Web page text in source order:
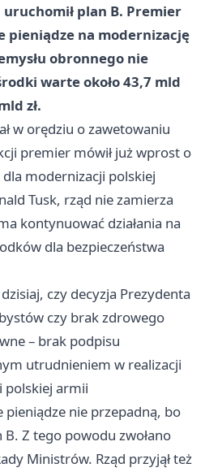
uruchomił plan B. Premier
pieniądze na modernizację
obronnego nie
warte około 43,7 mld
zł.
w orędziu o zawetowaniu
premier mówił już wprost o
modernizacji polskiej
Tusk, rząd nie zamierza
kontynuować działania na
dla bezpieczeństwa
czy decyzja Prezydenta
czy brak zdrowego
– brak podpisu
utrudnieniem w realizacji
polskiej armii
pieniądze nie przepadną, bo
Z tego powodu zwołano
Ministrów. Rząd przyjął też